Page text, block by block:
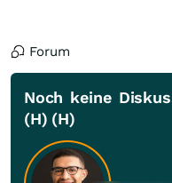
Forum
Noch keine
(H) (H)